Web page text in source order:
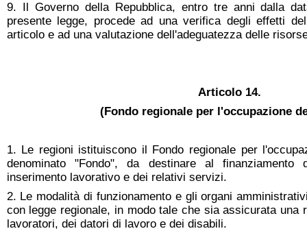
9. Il Governo della Repubblica, entro tre anni dalla
presente legge, procede ad una verifica degli effetti
articolo e ad una valutazione dell'adeguatezza delle
Articolo 14.
(Fondo regionale per l'occupazione
1. Le regioni istituiscono il Fondo regionale per
denominato "Fondo", da destinare al finanziamento
inserimento lavorativo e dei relativi servizi.
2. Le modalità di funzionamento e gli organi
con legge regionale, in modo tale che sia assicurata una
lavoratori, dei datori di lavoro e dei disabili.